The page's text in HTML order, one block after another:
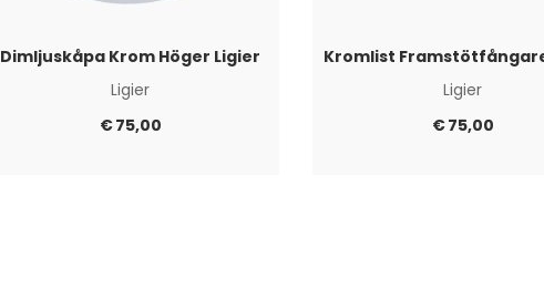
Dimljuskåpa Krom Höger Ligier
Ligier
€75,00
Ligier
€75,00